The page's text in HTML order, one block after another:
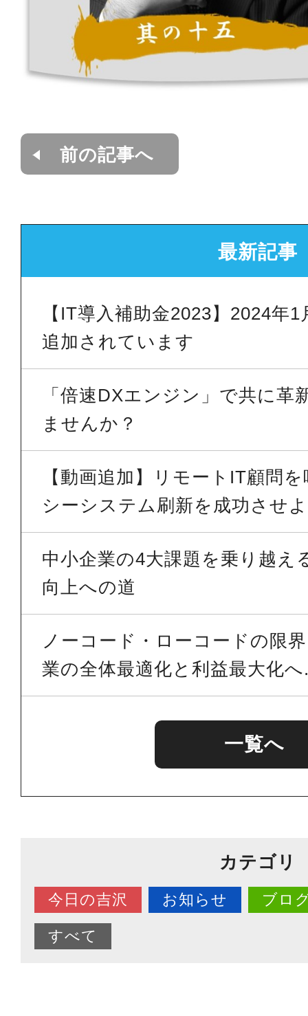
前の記事へ
最新記事
【IT導入補助金2023】2024年
追加されています
「倍速DXエンジン」で共に革
ませんか？
【動画追加】リモートIT顧問
シーシステム刷新を成功させ
中小企業の4大課題を乗り越え
向上への道
ノーコード・ローコードの限
業の全体最適化と利益最大化
一覧へ
カテゴリ
今日の吉沢 お知らせ ブロ
すべて